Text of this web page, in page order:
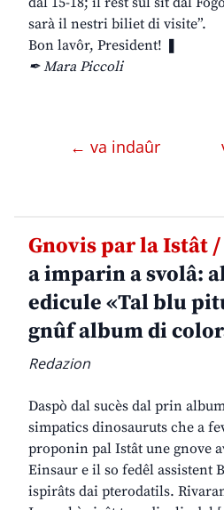
sarà il nestri biliet di visite”.
Bon lavôr, President! ❚
✒ Mara Piccoli
← va indaûr
Gnovis par la Istât /
a imparin a svolâ:
edicule «Tal blu
gnûf album di
Redazion
Daspò dal sucès dal prin
simpatics dinosauruts che a
proponin pal Istât une gnove
Einsaur e il so fedêl assistent
ispirâts dai pterodatils.